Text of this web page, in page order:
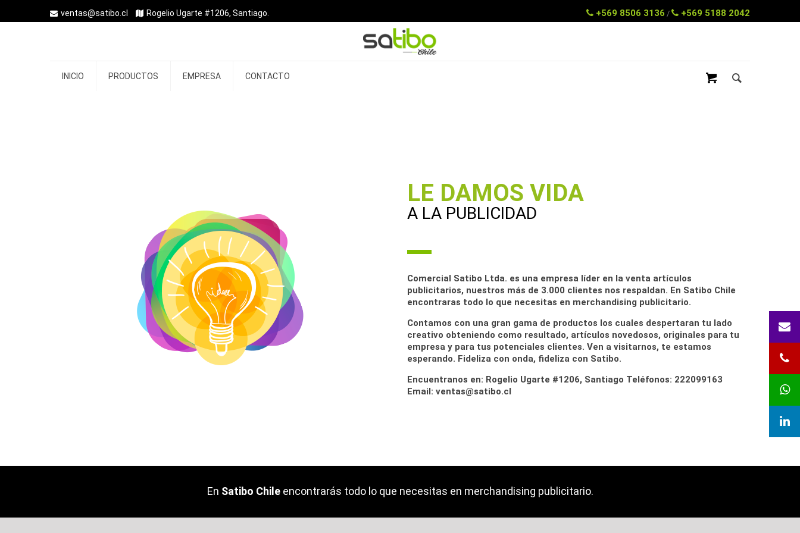
ventas@satibo.cl Rogelio Ugarte #1206, Santiago. +569 8506 3136 / +569 5188 2042
INICIO PRODUCTOS EMPRESA CONTACTO
LE DAMOS VIDA
A LA PUBLICIDAD
Comercial Satibo Ltda. es una empresa líder en la venta artículos
publicitarios, nuestros más de 3.000 clientes nos respaldan. En Satibo Chile
encontraras todo lo que necesitas en merchandising publicitario.
Contamos con una gran gama de productos los cuales despertaran tu lado
creativo obteniendo como resultado, artículos novedosos, originales para tu
empresa y para tus potenciales clientes. Ven a visitarnos, te estamos
esperando. Fideliza con onda, fideliza con Satibo.
Encuentranos en: Rogelio Ugarte #1206, Santiago Teléfonos: 222099163
Email: ventas@satibo.cl
En Satibo Chileencontrarás todo lo que necesitas en merchandising publicitario.